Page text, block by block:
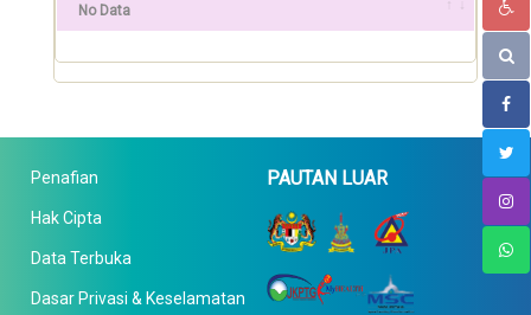
No Data
Penafian
Hak Cipta
Data Terbuka
Dasar Privasi & Keselamatan
PAUTAN LUAR